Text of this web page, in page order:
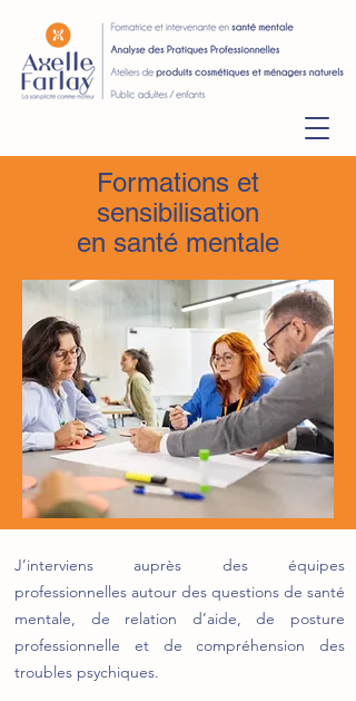
Formations et
sensibilisation
en santé mentale
J’interviens auprès des équipes
professionnelles autour des questions de santé
mentale, de relation d’aide, de posture
professionnelle et de compréhension des
troubles psychiques.